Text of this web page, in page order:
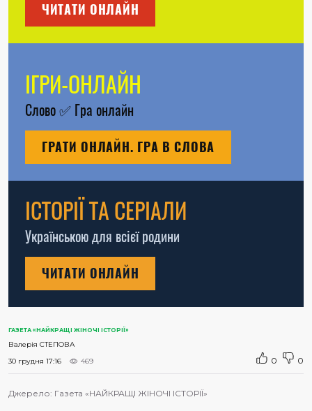
ЧИТАТИ ОНЛАЙН
ІГРИ-ОНЛАЙН
Слово✅ Гра онлайн
ГРАТИ ОНЛАЙН. ГРА В СЛОВА
ІСТОРІЇ ТА СЕРІАЛИ
Українською для всієї родини
ЧИТАТИ ОНЛАЙН
ГАЗЕТА «НАЙКРАЩІ ЖІНОЧІ ІСТОРІЇ»
Валерія СТЕПОВА
30 грудня 17:16
469 0 0
Джерело: Газета «НАЙКРАЩІ ЖІНОЧІ ІСТОРІЇ»